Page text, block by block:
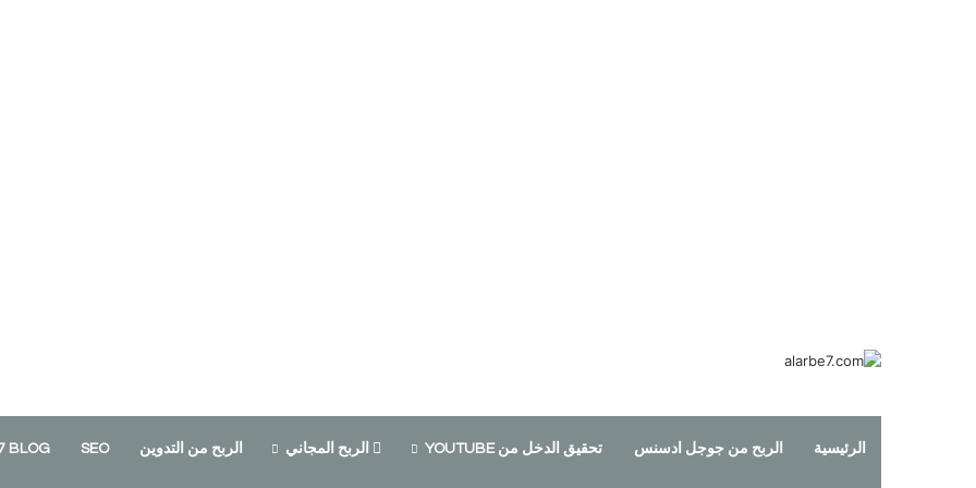
الرئيسية الربح من جوجل ادسنس تحقيق الدخل من YOUTUBE الربح المجاني الربح من التدوين SEO
BLOG